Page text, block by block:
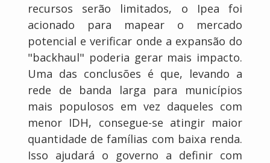
recursos serão limitados, o Ipea foi
acionado para mapear o mercado
potencial e verificar onde a expansão do
"backhaul" poderia gerar mais impacto.
Uma das conclusões é que, levando a
rede de banda larga para municípios
mais populosos em vez daqueles com
menor IDH, consegue-se atingir maior
quantidade de famílias com baixa renda.
Isso ajudará o governo a definir com